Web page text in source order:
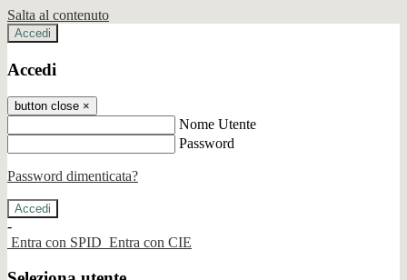
Salta al contenuto
Accedi
Accedi
button close ×
Nome Utente
Password
Password dimenticata?
-
Entra con SPID Entra con CIE